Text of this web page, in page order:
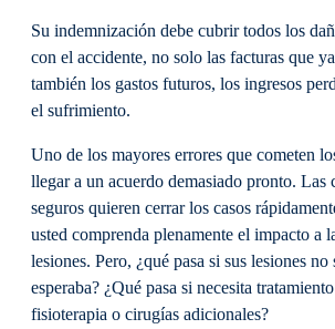
Su indemnización debe cubrir todos los
con el accidente, no solo las facturas que
también los gastos futuros, los ingresos
el sufrimiento.
Uno de los mayores errores que cometen
llegar a un acuerdo demasiado pronto. Las
seguros quieren cerrar los casos
usted comprenda plenamente el impacto a
lesiones. Pero, ¿qué pasa si sus lesiones no
esperaba? ¿Qué pasa si necesita
fisioterapia o cirugías adicionales?